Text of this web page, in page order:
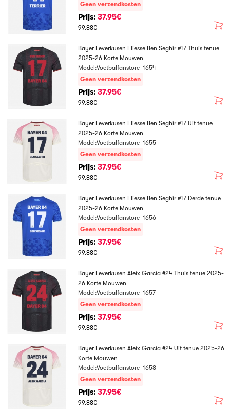
Geen verzendkosten
Prijs: 37.95€
99.88€
Bayer Leverkusen Eliesse Ben Seghir #17 Thuis tenue
2025-26 Korte Mouwen
Model:Voetbalfanstore_1654
Geen verzendkosten
Prijs: 37.95€
99.88€
Bayer Leverkusen Eliesse Ben Seghir #17 Uit tenue
2025-26 Korte Mouwen
Model:Voetbalfanstore_1655
Geen verzendkosten
Prijs: 37.95€
99.88€
Bayer Leverkusen Eliesse Ben Seghir #17 Derde tenue
2025-26 Korte Mouwen
Model:Voetbalfanstore_1656
Geen verzendkosten
Prijs: 37.95€
99.88€
Bayer Leverkusen Aleix Garcia #24 Thuis tenue 2025-
26 Korte Mouwen
Model:Voetbalfanstore_1657
Geen verzendkosten
Prijs: 37.95€
99.88€
Bayer Leverkusen Aleix Garcia #24 Uit tenue 2025-26
Korte Mouwen
Model:Voetbalfanstore_1658
Geen verzendkosten
Prijs: 37.95€
99.88€